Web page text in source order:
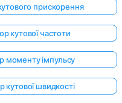
прискорення
кутової частоти
моменту імпульсу
кутової швидкості